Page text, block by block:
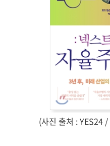
(사진 출처 : YES24 /